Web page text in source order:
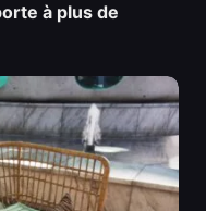
à plus de